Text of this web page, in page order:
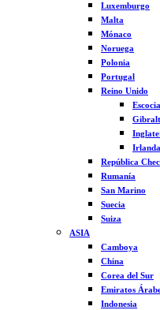
Luxemburgo
Malta
Mónaco
Noruega
Polonia
Portugal
Reino Unido
República
Rumanía
San Marino
Suecia
Suiza
ASIA
Camboya
China
Corea del Sur
Emiratos
Indonesia